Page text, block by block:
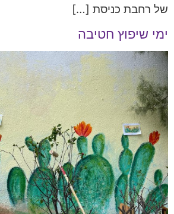
של רחבת כניסת […]
ימי שיפוץ חטיבה